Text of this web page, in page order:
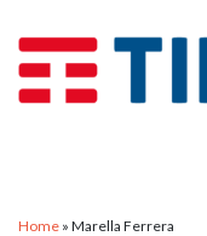
Home » Marella Ferrera